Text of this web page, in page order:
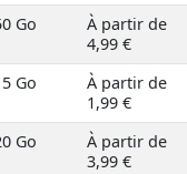
Go
À partir de
4,99 €
Go
À partir de
1,99 €
Go
À partir de
3,99 €